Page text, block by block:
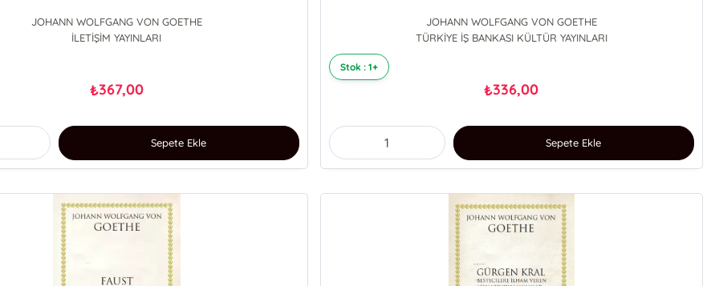
JOHANN WOLFGANG VON GOETHE
İLETİŞİM YAYINLARI
₺367,00
Sepete Ekle
JOHANN WOLFGANG VON GOETHE
TÜRKİYE İŞ BANKASI KÜLTÜR YAYINLARI
Stok : 1+
₺336,00
Sepete Ekle